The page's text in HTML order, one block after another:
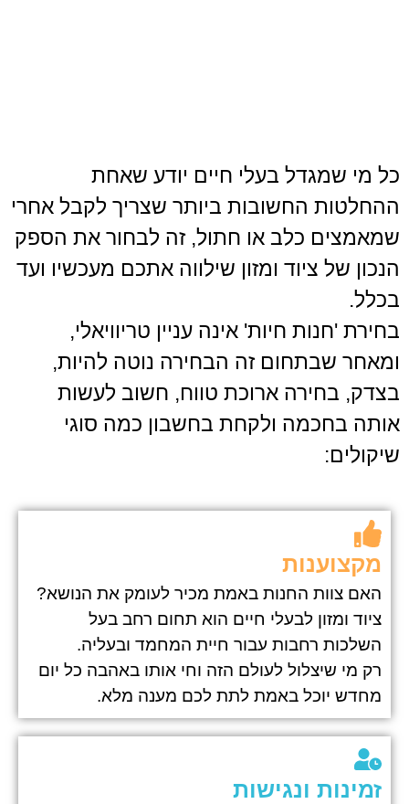
כל מי שמגדל בעלי חיים יודע שאחת
ההחלטות החשובות ביותר שצריך לקבל אחרי
שמאמצים כלב או חתול, זה לבחור את הספק
הנכון של ציוד ומזון שילווה אתכם מעכשיו ועד
בכלל.
בחירת 'חנות חיות' אינה עניין טריוויאלי,
ומאחר שבתחום זה הבחירה נוטה להיות,
בצדק, בחירה ארוכת טווח, חשוב לעשות
אותה בחכמה ולקחת בחשבון כמה סוגי
שיקולים:
מקצוענות
האם צוות החנות באמת מכיר לעומק את הנושא?
ציוד ומזון לבעלי חיים הוא תחום רחב בעל
השלכות רחבות עבור חיית המחמד ובעליה.
רק מי שיצלול לעולם הזה וחי אותו באהבה כל יום
מחדש יוכל באמת לתת לכם מענה מלא.
זמינות ונגישות